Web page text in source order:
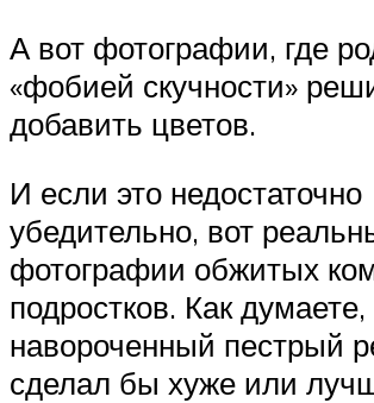
А вот фотографии, где
«фобией скучности»
добавить цветов.
И если это недостаточно
убедительно, вот
фотографии обжитых
подростков. Как думаете,
навороченный пестрый
сделал бы хуже или